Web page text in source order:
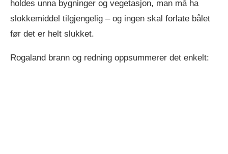
holdes unna bygninger og vegetasjon, man må ha
slokkemiddel tilgjengelig – og ingen skal forlate bålet
før det er helt slukket.
Rogaland brann og redning oppsummerer det enkelt: